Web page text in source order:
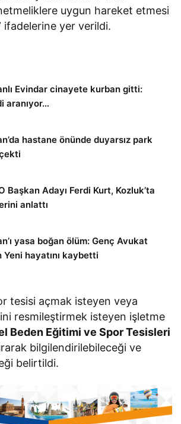
uygun hareket etmesi
ifadelerine yer verildi.
Evindar cinayete kurban gitti:
aranıyor…
hastane önünde duyarsız park
Başkan Adayı Ferdi Kurt, Kozluk’ta
anlattı
yasa boğan ölüm: Genç Avukat
Yeni hayatını kaybetti
tesisi açmak isteyen veya
resmileştirmek isteyen işletme
Beden Eğitimi ve Spor Tesisleri
bilgilendirilebileceği ve
belirtildi.